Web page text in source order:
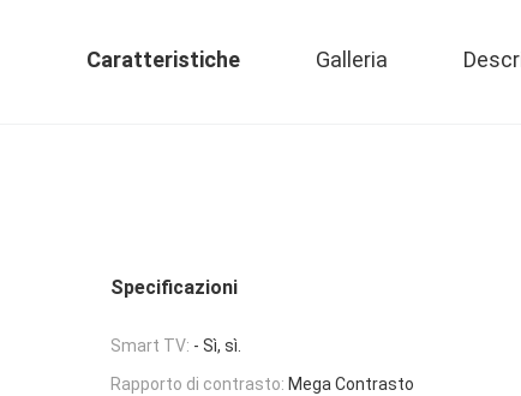
Caratteristiche Galleria
Specificazioni
Smart TV: - Sì, sì.
Rapporto di contrasto: Mega Contrasto